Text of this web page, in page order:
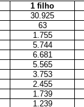
1 filho
30.925
63
1.755
5.744
6.681
5.565
3.753
2.455
1.739
1.239